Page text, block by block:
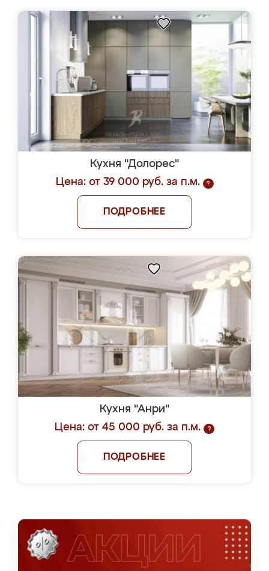
Кухня "Долорес"
Цена: от 39 000 руб. за п.м.
?
ПОДРОБНЕЕ
Кухня "Анри"
Цена: от 45 000 руб. за п.м.
?
ПОДРОБНЕЕ